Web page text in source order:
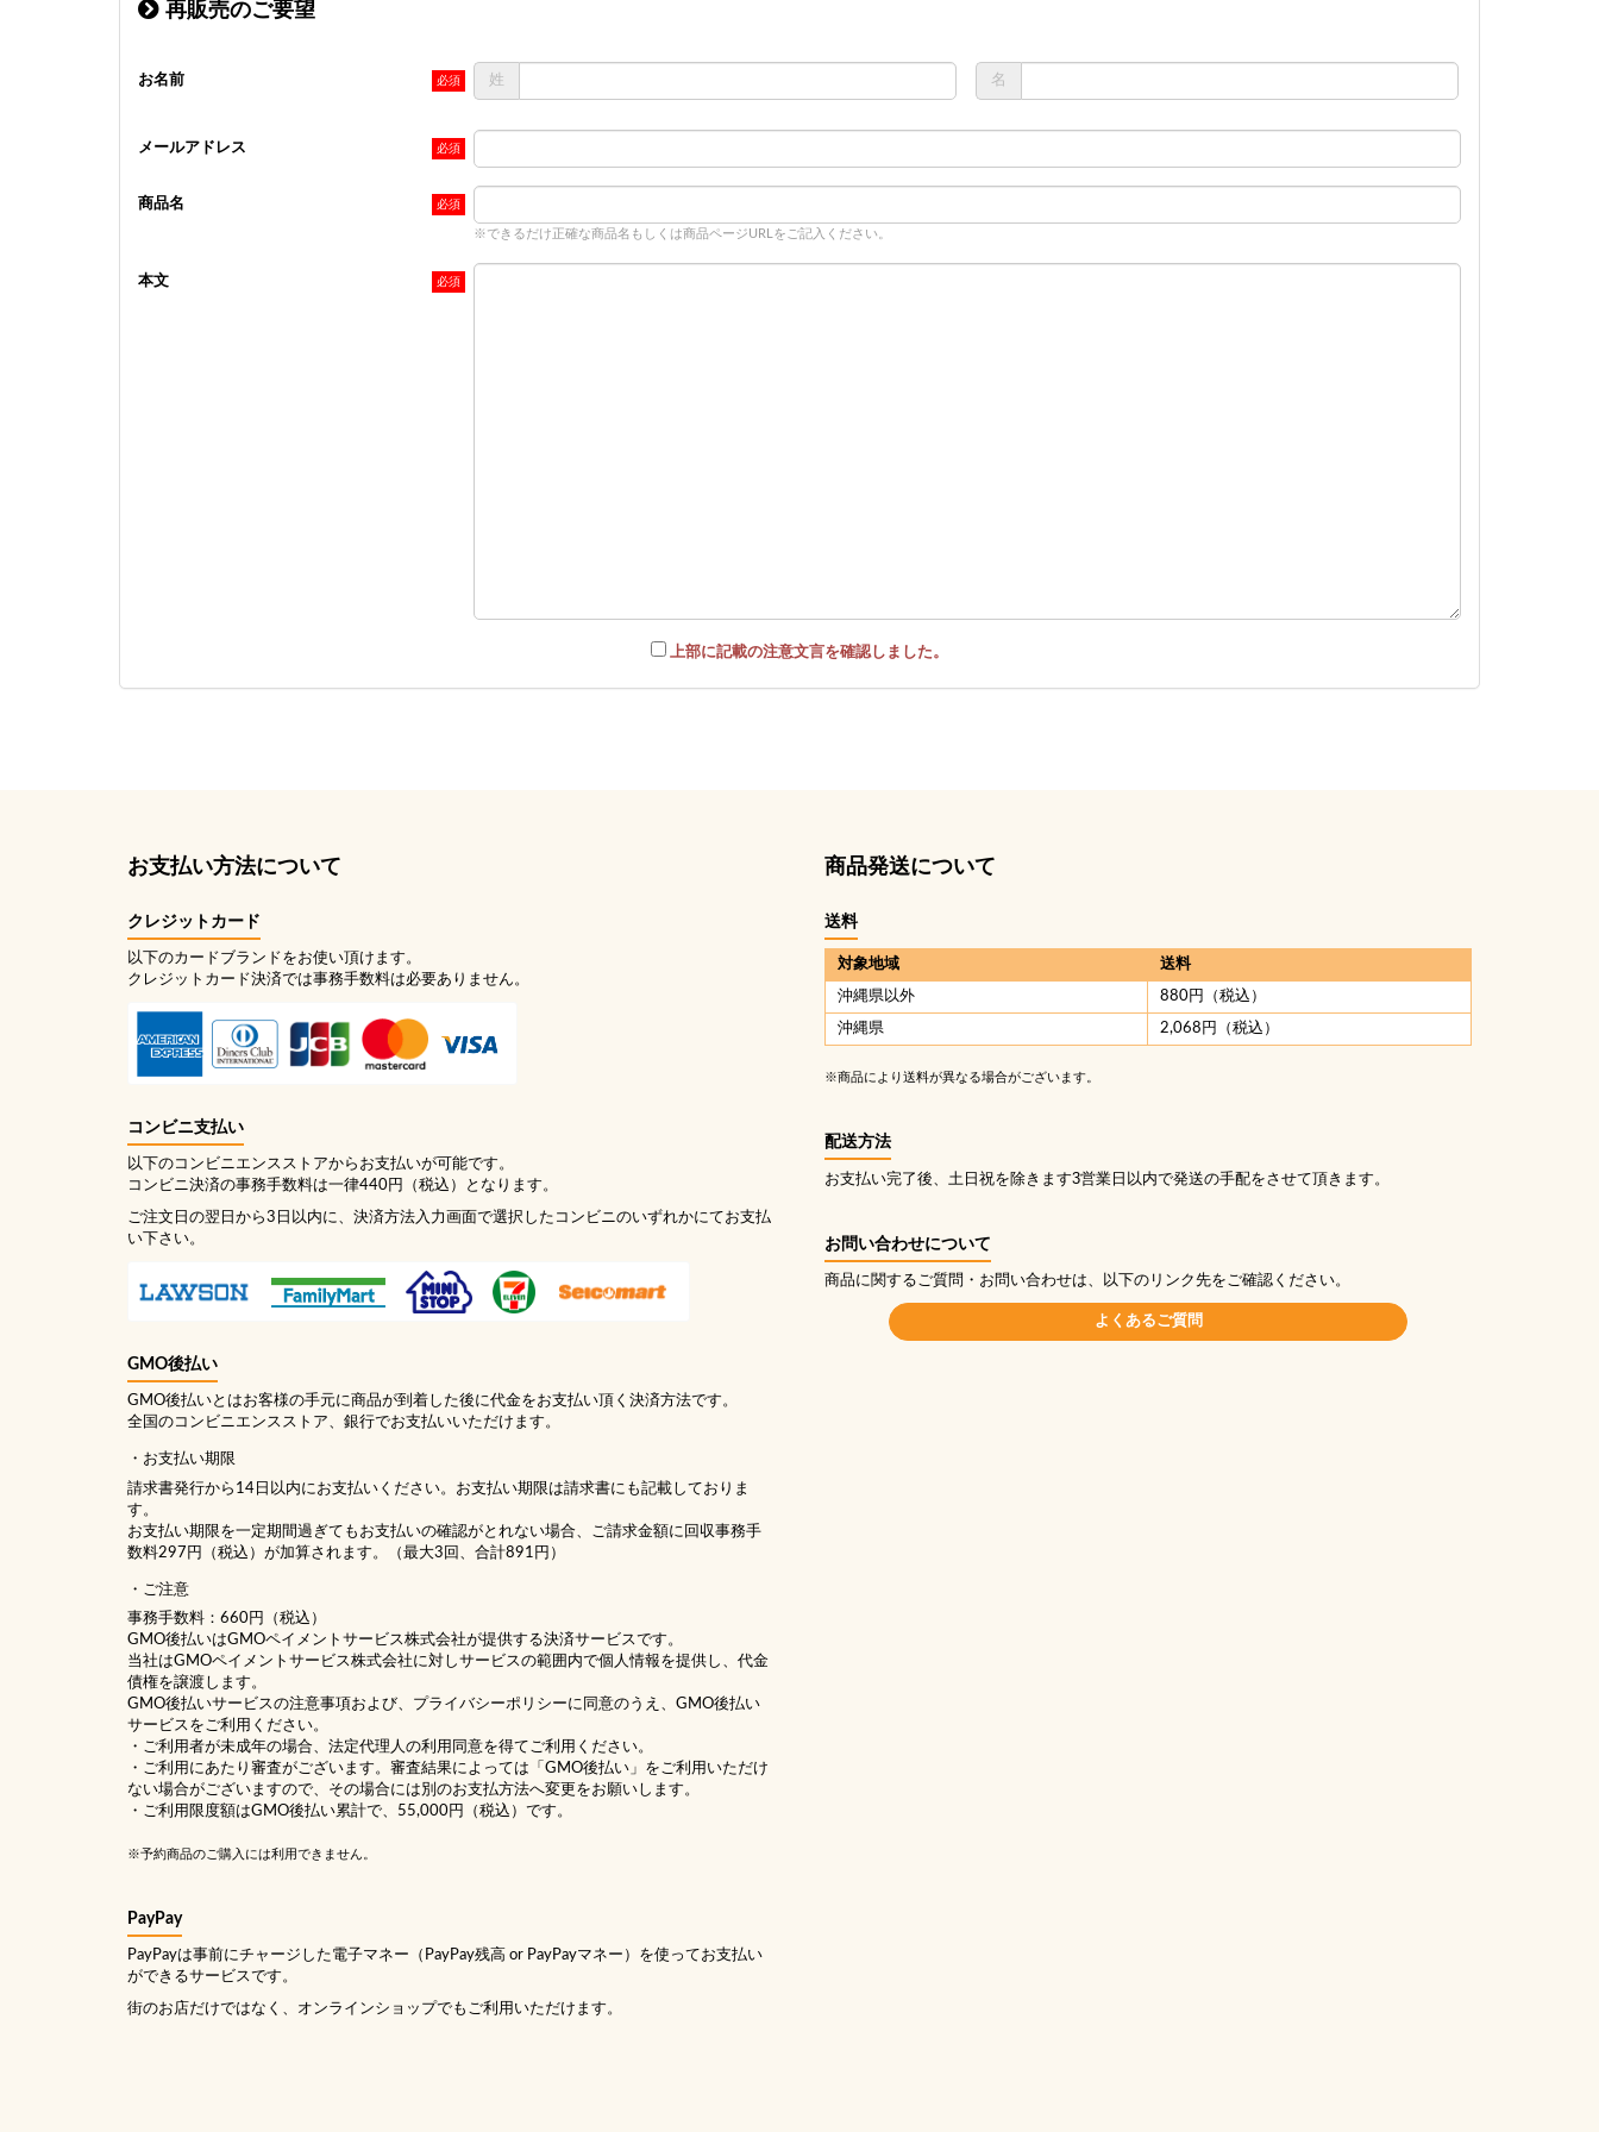
再販売のご要望
お名前 姓 名
メールアドレス
商品名
※できるだけ正確な商品名もしくは商品ページURLをご記入ください。
本文
上部に記載の注意文言を確認しました。
お支払い方法について
クレジットカード
以下のカードブランドをお使い頂けます。
クレジットカード決済では事務手数料は必要ありません。
コンビニ支払い
以下のコンビニエンスストアからお支払いが可能です。
コンビニ決済の事務手数料は一律440円（税込）となります。
ご注文日の翌日から3日以内に、決済方法入力画面で選択したコンビニのいずれかにてお支払
い下さい。
GMO後払い
GMO後払いとはお客様の手元に商品が到着した後に代金をお支払い頂く決済方法です。
全国のコンビニエンスストア、銀行でお支払いいただけます。
お支払い期限
請求書発行から14日以内にお支払いください。お支払い期限は請求書にも記載しておりま
す。
お支払い期限を一定期間過ぎてもお支払いの確認がとれない場合、ご請求金額に回収事務手
数料297円（税込）が加算されます。（最大3回、合計891円）
ご注意
事務手数料：660円（税込）
GMO後払いはGMOペイメントサービス株式会社が提供する決済サービスです。
当社はGMOペイメントサービス株式会社に対しサービスの範囲内で個人情報を提供し、代金
債権を譲渡します。
GMO後払いサービスの注意事項および、 プライバシーポリシーに同意のうえ、GMO後払い
サービスをご利用ください。
・ご利用者が未成年の場合、法定代理人の利用同意を得てご利用ください。
・ご利用にあたり審査がございます。審査結果によっては「GMO後払い」をご利用いただけ
ない場合がございますので、その場合には別のお支払方法へ変更をお願いします。
・ご利用限度額はGMO後払い累計で、55,000円（税込）です。
※予約商品のご購入には利用できません。
PayPay
PayPayは事前にチャージした電子マネー（PayPay残高 or PayPayマネー）を使ってお支払い
ができるサービスです。
街のお店だけではなく、オンラインショップでもご利用いただけます。
商品発送について
送料
対象地域 送料
沖縄県以外 880円（税込）
沖縄県 2,068円（税込）
※商品により送料が異なる場合がございます。
配送方法
お支払い完了後、土日祝を除きます3営業日以内で発送の手配をさせて頂きます。
お問い合わせについて
商品に関するご質問・お問い合わせは、以下のリンク先をご確認ください。
よくあるご質問